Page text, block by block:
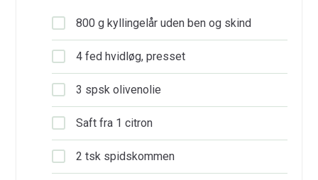
800 g kyllingelår uden ben og skind
4 fed hvidløg, presset
3 spsk olivenolie
Saft fra 1 citron
2 tsk spidskommen